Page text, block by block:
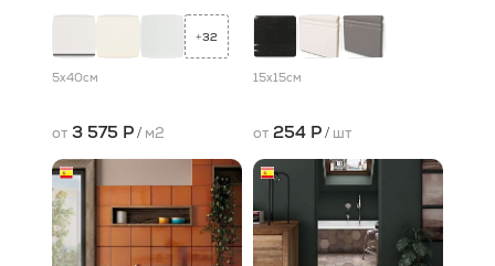
+32
5x40см
от 3 575 Р/ м2
15x15см
от 254 Р/ шт